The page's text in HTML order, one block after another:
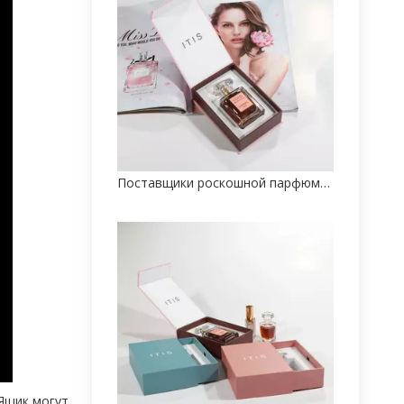
Поставщики роскошной парфюмерной упаковки по индивидуальному заказу